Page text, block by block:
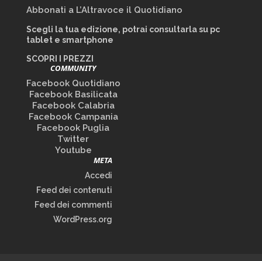
Abbonati a L’Altravoce il Quotidiano
Scegli la tua edizione, potrai consultarla su pc
tablet e smartphone
SCOPRI I PREZZI
COMMUNITY
Facebook Quotidiano
Facebook Basilicata
Facebook Calabria
Facebook Campania
Facebook Puglia
Twitter
Youtube
META
Accedi
Feed dei contenuti
Feed dei commenti
WordPress.org